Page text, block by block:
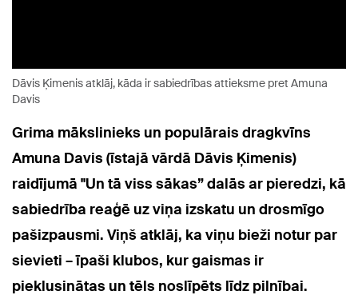
Dāvis Ķimenis atklāj, kāda ir sabiedrības attieksme pret Amuna
Davis
Grima mākslinieks un populārais dragkvīns
Amuna Davis (īstajā vārdā Dāvis Ķimenis)
raidījumā "Un tā viss sākas” dalās ar pieredzi, kā
sabiedrība reaģē uz viņa izskatu un drosmīgo
pašizpausmi. Viņš atklāj, ka viņu bieži notur par
sievieti – īpaši klubos, kur gaismas ir
pieklusinātas un tēls noslīpēts līdz pilnībai.